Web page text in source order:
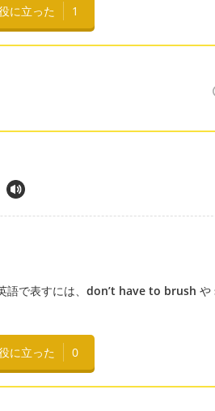
に立った 1
で表すには、 don’t have to brush や
に立った 0